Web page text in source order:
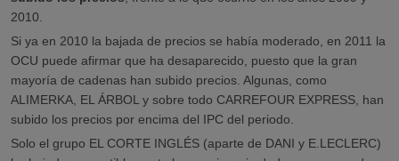
2010.
Si ya en 2010 la bajada de precios se había moderado, en 2011 la
OCU puede afirmar que ha desaparecido, puesto que la gran
mayoría de cadenas han subido precios. Algunas, como
ALIMERKA, EL ÁRBOL y sobre todo CARREFOUR EXPRESS, han
subido los precios por encima del IPC del periodo.
Solo el grupo EL CORTE INGLÉS (aparte de DANI y E.LECLERC)